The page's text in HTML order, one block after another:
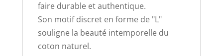
faire durable et authentique.
Son motif discret en forme de "L"
souligne la beauté intemporelle du
coton naturel.